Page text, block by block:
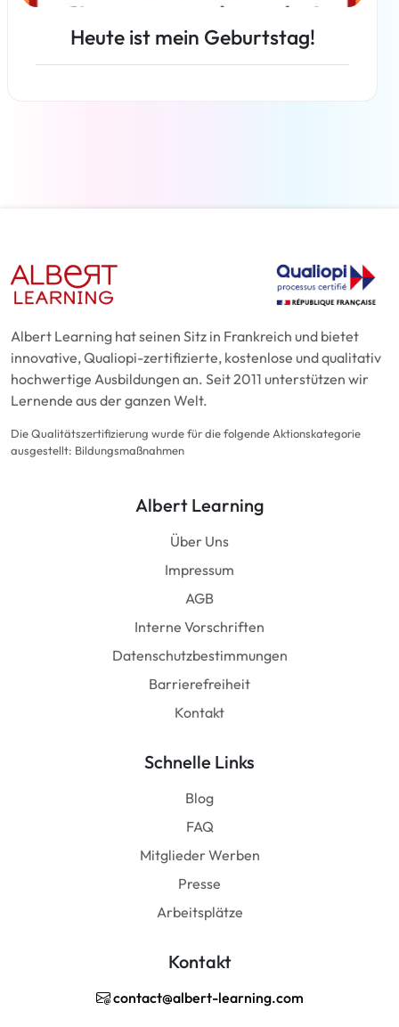
Heute ist mein Geburtstag!
Albert Learning hat seinen Sitz in Frankreich und bietet
innovative, Qualiopi-zertifizierte, kostenlose und qualitativ
hochwertige Ausbildungen an. Seit 2011 unterstützen wir
Lernende aus der ganzen Welt.
Die Qualitätszertifizierung wurde für die folgende Aktionskategorie
ausgestellt: Bildungsmaßnahmen
Albert Learning
Über Uns
Impressum
AGB
Interne Vorschriften
Datenschutzbestimmungen
Barrierefreiheit
Kontakt
Schnelle Links
Blog
FAQ
Mitglieder Werben
Presse
Arbeitsplätze
Kontakt
contact@albert-learning.com